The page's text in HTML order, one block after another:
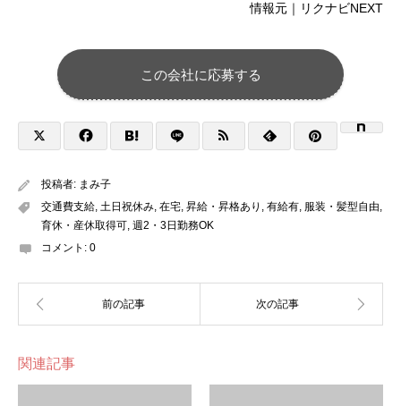
情報元｜リクナビNEXT
この会社に応募する
投稿者: まみ子
交通費支給, 土日祝休み, 在宅, 昇給・昇格あり , 有給有, 服装・髪型自由,
育休・産休取得可, 週2・3日勤務OK
コメント: 0
関連記事